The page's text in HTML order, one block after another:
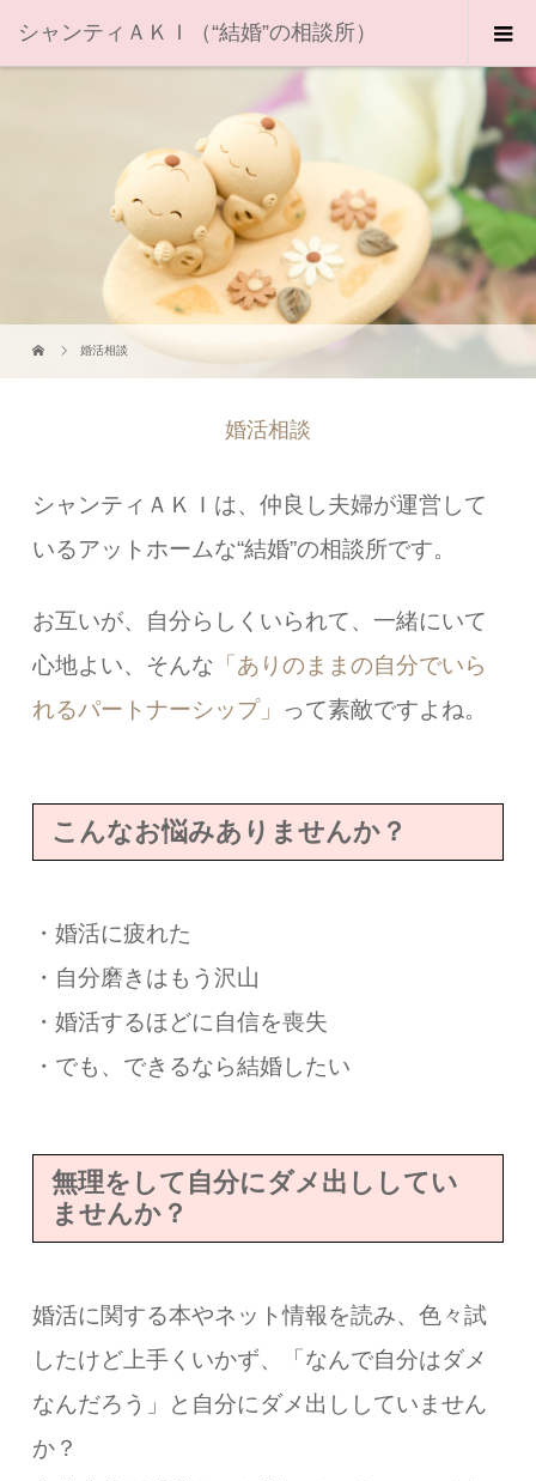
シャンティＡＫＩ（“結婚”の相談所）
婚活相談
婚活相談
シャンティＡＫＩは、仲良し夫婦が運営して
いるアットホームな“結婚”の相談所です。
お互いが、自分らしくいられて、一緒にいて
心地よい、そんな 「ありのままの自分でいら
れるパートナーシップ」
って素敵ですよね。
こんなお悩みありませんか？
・婚活に疲れた
・自分磨きはもう沢山
・婚活するほどに自信を喪失
・でも、できるなら結婚したい
無理をして自分にダメ出ししてい
ませんか？
婚活に関する本やネット情報を読み、色々試
したけど上手くいかず、「なんで自分はダメ
なんだろう」と自分にダメ出ししていません
か？